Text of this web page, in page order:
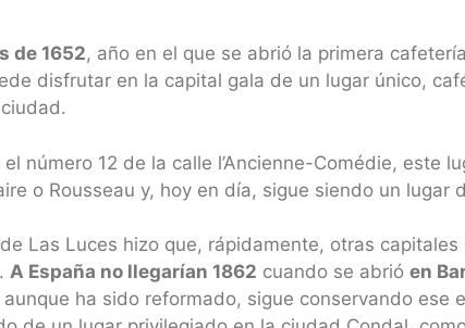
de 1652, año en el que se abrió la primera
disfrutar en la capital gala de un lugar único,
número 12 de la calle l’Ancienne-Comédie, este
o Rousseau y, hoy en día, sigue siendo un lugar
Las Luces hizo que, rápidamente, otras
A España no llegarían 1862 cuando se abrió en
ha sido reformado, sigue conservando ese